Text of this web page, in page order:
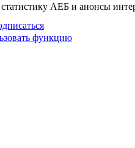
АЕБ и анонсы